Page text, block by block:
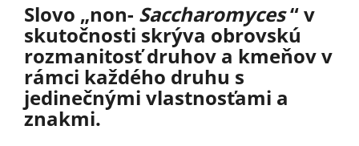
Slovo „non- Saccharomyces“ v
skutočnosti skrýva obrovskú
rozmanitosť druhov a kmeňov v
rámci každého druhu s
jedinečnými vlastnosťami a
znakmi.